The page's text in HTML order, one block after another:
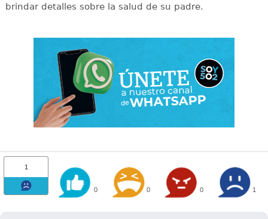
brindar detalles sobre la salud de su padre.
1
0 0 0 1